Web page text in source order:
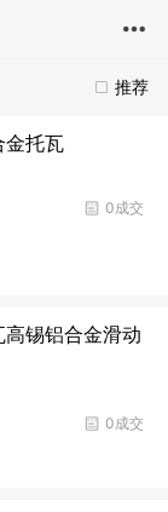
推荐
金托瓦
0成交
锡铝合金滑动
0成交